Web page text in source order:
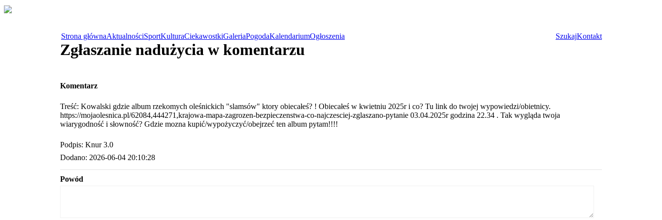
Strona głównaAktualnościSportKulturaCiekawostkiGaleriaPogodaKalendariumOgłoszenia SzukajKontakt
Zgłaszanie nadużycia w komentarzu
Komentarz
Treść: Kowalski gdzie album rzekomych oleśnickich "slamsów" ktory obiecałeś? ! Obiecałeś w kwietniu 2025r i co? Tu link do twojej wypowiedzi/obietnicy.
https://mojaolesnica.pl/62084,444271,krajowa-mapa-zagrozen-bezpieczenstwa-co-najczesciej-zglaszano-pytanie 03.04.2025r godzina 22.34 . Tak wygląda twoja
wiarygodność i słowność? Gdzie mozna kupić/wypożyczyć/obejrzeć ten album pytam!!!!
Podpis: Knur 3.0
Dodano: 2026-06-04 20:10:28
Powód